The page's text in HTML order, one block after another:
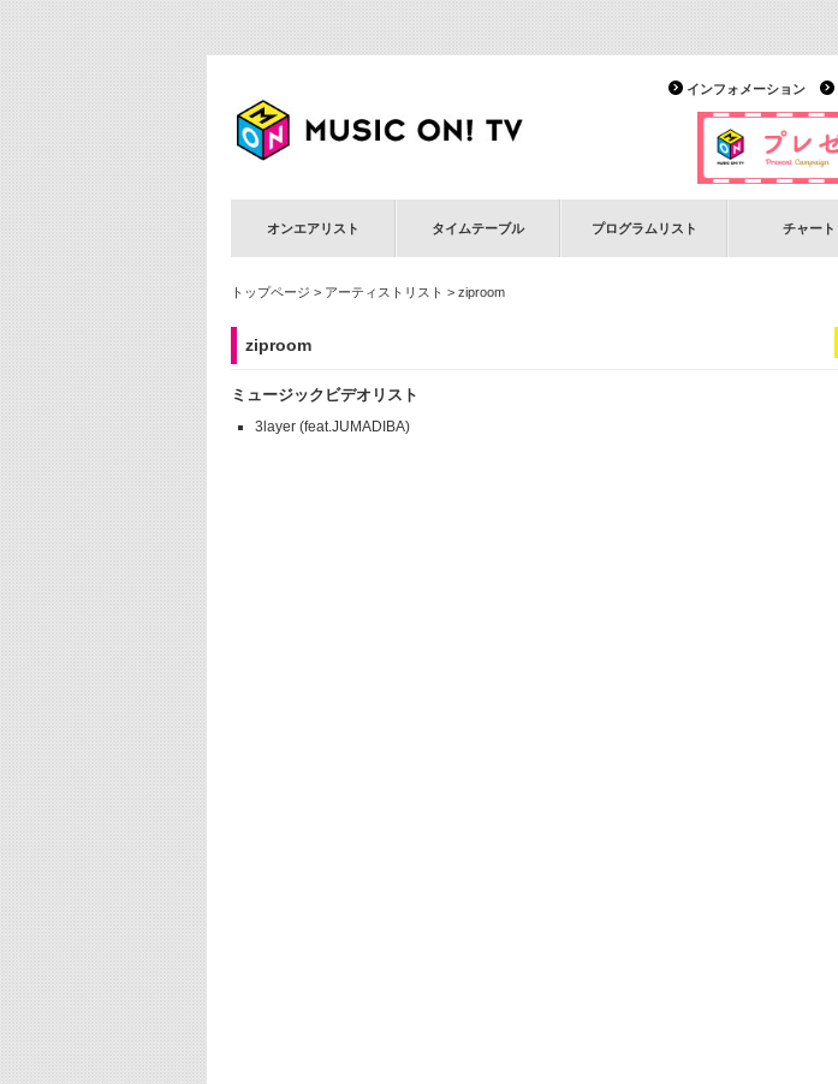
インフォメーション
オンエアリスト タイムテーブル プログラムリスト チャート
トップページ > アーティストリスト > ziproom
ziproom
ミュージックビデオリスト
3layer (feat.JUMADIBA)